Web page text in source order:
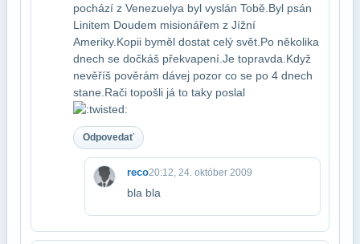
pochází z Venezuely​a byl vyslán Tobě.Byl psán
Linitem Doudem misionářem z Jížní
Ameriky.Kopii by​měl dostat celý svět.Po několika
dnech se dočkáš překvapení.Je to​pravda.Když
nevěříš pověrám dávej pozor co se po 4 dnech
stane.Rači to​pošli já to taky poslal
Odpovedať
reco20:12, 24. október 2009
bla bla